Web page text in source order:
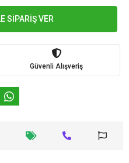
SİPARİŞ VER
Güvenli Alışveriş